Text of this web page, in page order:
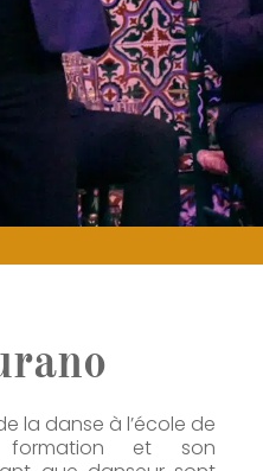
la danse à l’école de
et son